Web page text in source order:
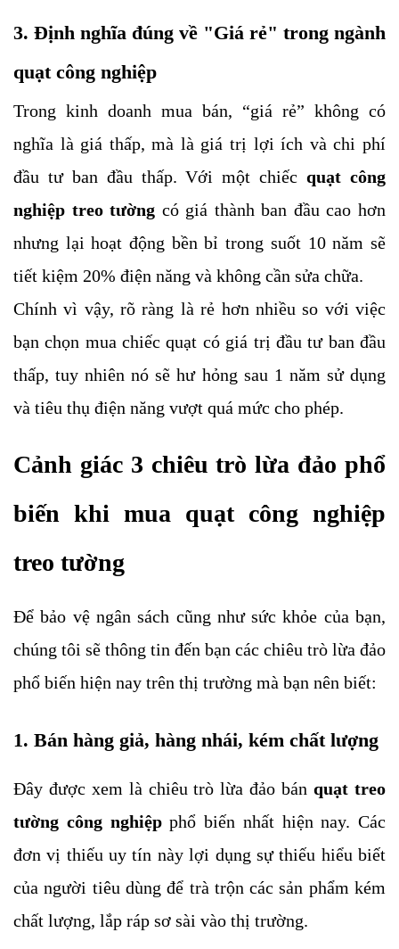
3. Định nghĩa đúng về "Giá rẻ" trong ngành
quạt công nghiệp
Trong kinh doanh mua bán, “giá rẻ” không có
nghĩa là giá thấp, mà là giá trị lợi ích và chi phí
đầu tư ban đầu thấp. Với một chiếcquạt công
nghiệp treo tường có giá thành ban đầu cao hơn
nhưng lại hoạt động bền bỉ trong suốt 10 năm sẽ
tiết kiệm 20% điện năng và không cần sửa chữa.
Chính vì vậy, rõ ràng là rẻ hơn nhiều so với việc
bạn chọn mua chiếc quạt có giá trị đầu tư ban đầu
thấp, tuy nhiên nó sẽ hư hỏng sau 1 năm sử dụng
và tiêu thụ điện năng vượt quá mức cho phép.
Cảnh giác 3 chiêu trò lừa đảo phổ
biến khi mua quạt công nghiệp
treo tường
Để bảo vệ ngân sách cũng như sức khỏe của bạn,
chúng tôi sẽ thông tin đến bạn các chiêu trò lừa đảo
phổ biến hiện nay trên thị trường mà bạn nên biết:
1. Bán hàng giả, hàng nhái, kém chất lượng
Đây được xem là chiêu trò lừa đảo bánquạt treo
tường công nghiệpphổ biến nhất hiện nay. Các
đơn vị thiếu uy tín này lợi dụng sự thiếu hiểu biết
của người tiêu dùng để trà trộn các sản phẩm kém
chất lượng, lắp ráp sơ sài vào thị trường.